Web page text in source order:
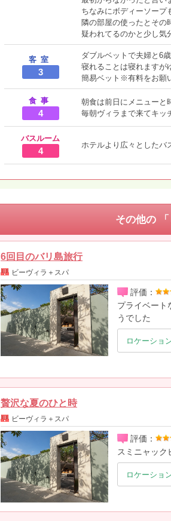
ちなみにボディーソープ
隣の部屋の使ったとその
疑われてるのかと少し気
客室
3
ダブルベットで夫婦と6
寝れることは寝れますが
簡易ベット※有料をお願
食事
4
朝食は前日にメニューと
毎朝ヴィラまで来てキッ
バスルーム
4
ホテルより広々としたバ
その他の 「
6回目のバリ島旅行
ビーヴィラ＋スパ
評価：
プライベート
うでした
ロケーショ
贅沢な夏のひと時
ビーヴィラ＋スパ
評価：
スミニャック
ロケーショ